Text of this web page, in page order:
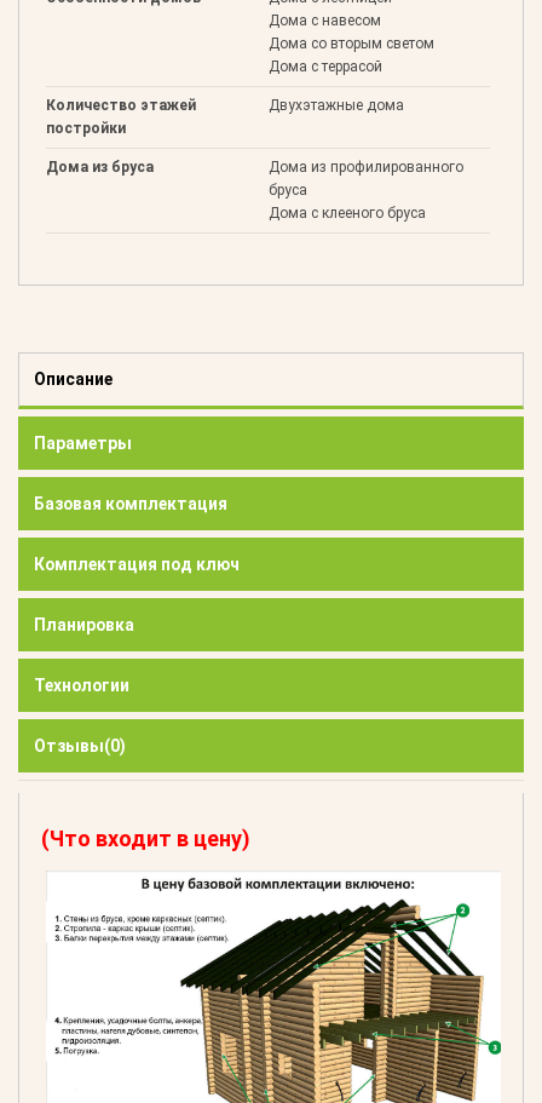
Дома с навесом
Дома со вторым светом
Дома с террасой
Количество этажей
постройки
Двухэтажные дома
Дома из бруса
Дома из профилированного
бруса
Дома с клееного бруса
Описание
Параметры
Базовая комплектация
Комплектация под ключ
Планировка
Технологии
Отзывы(0)
(Что входит в цену)